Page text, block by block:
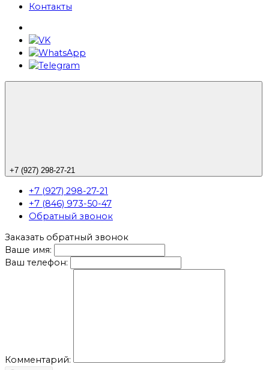
Контакты
+7 (927) 298-27-21
+7 (927) 298-27-21
+7 (846) 973-50-47
Обратный звонок
Заказать обратный звонок
Ваше имя:
Ваш телефон:
Комментарий: